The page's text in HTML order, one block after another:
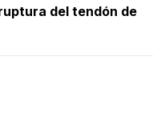
del tendón de